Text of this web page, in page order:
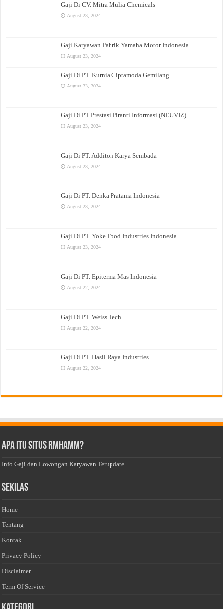
Gaji Di CV. Mitra Mulia Chemicals
August 23, 2024
Gaji Karyawan Pabrik Yamaha Motor Indonesia
August 23, 2024
Gaji Di PT. Kurnia Ciptamoda Gemilang
August 23, 2024
Gaji Di PT Prestasi Piranti Informasi (NEUVIZ)
August 23, 2024
Gaji Di PT. Additon Karya Sembada
August 23, 2024
Gaji Di PT. Denka Pratama Indonesia
August 23, 2024
Gaji Di PT. Yoke Food Industries Indonesia
August 23, 2024
Gaji Di PT. Epiterma Mas Indonesia
August 22, 2024
Gaji Di PT. Weiss Tech
August 22, 2024
Gaji Di PT. Hasil Raya Industries
August 22, 2024
Apa Itu Situs Rmhamm?
Info Gaji dan Lowongan Karyawan Terupdate
Sekilas
Home
Tentang
Kontak
Privacy Policy
Disclaimer
Term Of Service